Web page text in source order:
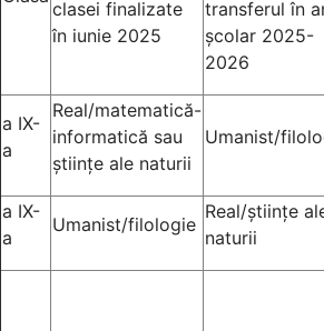
clasei finalizate
în iunie 2025
transferul în
școlar 2025-
2026
a IX-
a
Real/matematică-
informatică sau
științe ale naturii
Umanist/
a IX-
a
Umanist/filologie
Real/științe
naturii